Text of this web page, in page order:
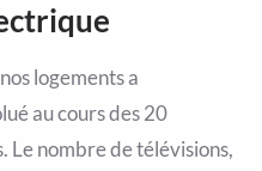
logements a
au cours des 20
Le nombre de télévisions,